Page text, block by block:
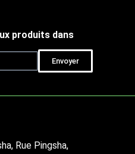
produits dans
Envoyer
Rue Pingsha,